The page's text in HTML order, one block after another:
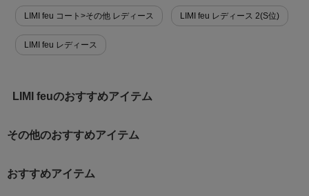
LIMI feu コート>その他 レディース LIMI feu レディース 2(S位)
LIMI feu レディース
LIMI feuのおすすめアイテム
その他のおすすめアイテム
おすすめアイテム